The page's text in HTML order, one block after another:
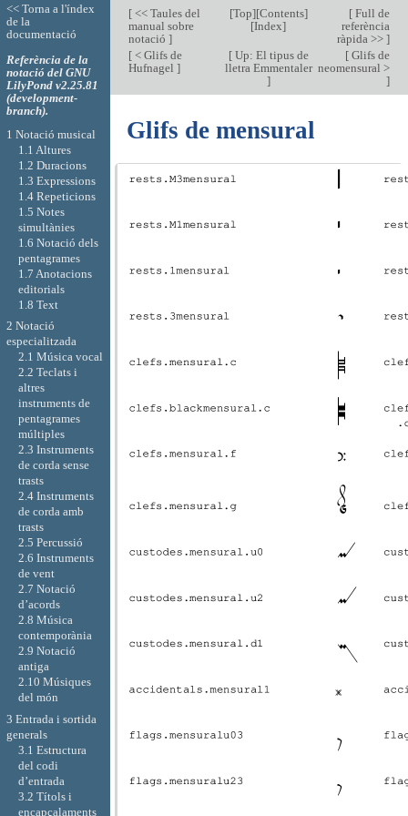
[<< Taules del
manual sobre
notació ]
[Top][Contents]
[Index]
[Full de
referència
ràpida >> ]
[< Glifs de
Hufnagel ]
[Up: El tipus de
lletra Emmentaler
]
[Glifs de
neomensural >
]
Glifs de mensural
<< Torna a l'índex
de la
documentació
Referència de la
notació del GNU
LilyPond v2.25.81
(development-
branch).
1 Notació musical
1.1 Altures
1.2 Duracions
1.3 Expressions
1.4 Repeticions
1.5 Notes
simultànies
1.6 Notació dels
pentagrames
1.7 Anotacions
editorials
1.8 Text
2 Notació
especialitzada
2.1 Música vocal
2.2 Teclats i
altres
instruments de
pentagrames
múltiples
2.3 Instruments
de corda sense
trasts
2.4 Instruments
de corda amb
trasts
2.5 Percussió
2.6 Instruments
de vent
2.7 Notació
d’acords
2.8 Música
contemporània
2.9 Notació
antiga
2.10 Músiques
del món
3 Entrada i sortida
generals
3.1 Estructura
del codi
d’entrada
3.2 Títols i
encapçalaments